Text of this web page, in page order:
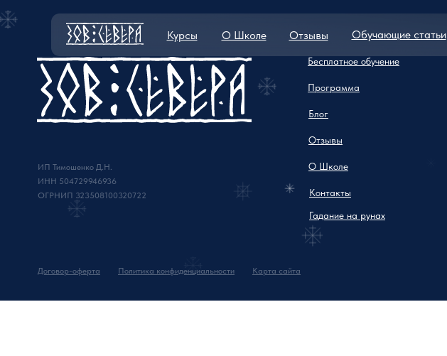
Курсы Отзывы
О Школе Обучающие статьи
Карта сайта
Политика конфиденциальности
Договор-оферта
ИП Тимошенко Д.Н.
ИНН 504729946936
ОГРНИП 323508100320722
Контакты
Гадание на рунах
О Школе
Бесплатное обучение
Программа
Блог
Отзывы